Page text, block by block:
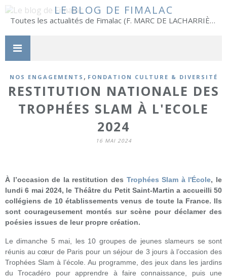
LE BLOG DE FIMALAC
Toutes les actualités de Fimalac (F. MARC DE LACHARRIÈRE)
NOS ENGAGEMENTS , FONDATION CULTURE & DIVERSITÉ
RESTITUTION NATIONALE DES
TROPHÉES SLAM À L'ECOLE
2024
16 MAI 2024
À l’occasion de la restitution des Trophées Slam à l'École, le
lundi 6 mai 2024, le Théâtre du Petit Saint-Martin a accueilli 50
collégiens de 10 établissements venus de toute la France. Ils
sont courageusement montés sur scène pour déclamer des
poésies issues de leur propre création.
Le dimanche 5 mai, les 10 groupes de jeunes slameurs se sont
réunis au cœur de Paris pour un séjour de 3 jours à l’occasion des
Trophées Slam à l’école. Au programme, des jeux dans les jardins
du Trocadéro pour apprendre à faire connaissance, puis une